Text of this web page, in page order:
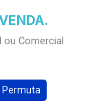
ou Comercial
Permuta